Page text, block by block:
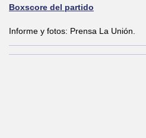
Boxscore del partido
Informe y fotos: Prensa La Unión.